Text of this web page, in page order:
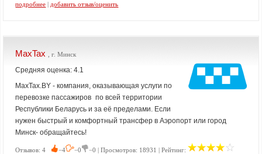
подробнее | добавить отзыв/оценить
MaxTax , г. Минск
Средняя оценка: 4.1
MaxTax.BY - компания, оказывающая услуги по
перевозке пассажиров по всей территории
Республики Беларусь и за её пределами. Если
нужен быстрый и комфортный трансфер в Аэропорт или город
Минск- обращайтесь!
Отзывов: 4 −4 −0
−0 | Просмотров: 18931 | Рейтинг: